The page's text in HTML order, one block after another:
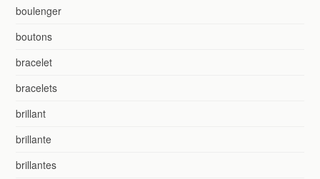
boulenger
boutons
bracelet
bracelets
brillant
brillante
brillantes